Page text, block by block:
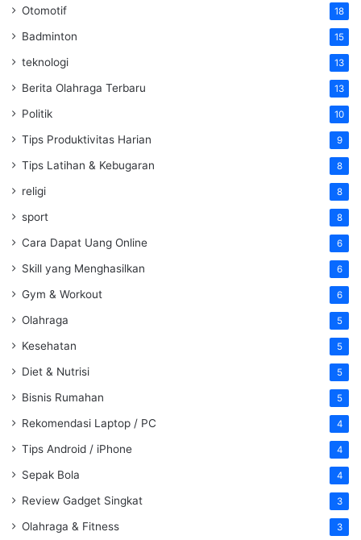
Otomotif 18
Badminton 15
teknologi 13
Berita Olahraga Terbaru 13
Politik 10
Tips Produktivitas Harian 9
Tips Latihan & Kebugaran 8
religi 8
sport 8
Cara Dapat Uang Online 6
Skill yang Menghasilkan 6
Gym & Workout 6
Olahraga 5
Kesehatan 5
Diet & Nutrisi 5
Bisnis Rumahan 5
Rekomendasi Laptop / PC 4
Tips Android / iPhone 4
Sepak Bola 4
Review Gadget Singkat 3
Olahraga & Fitness 3